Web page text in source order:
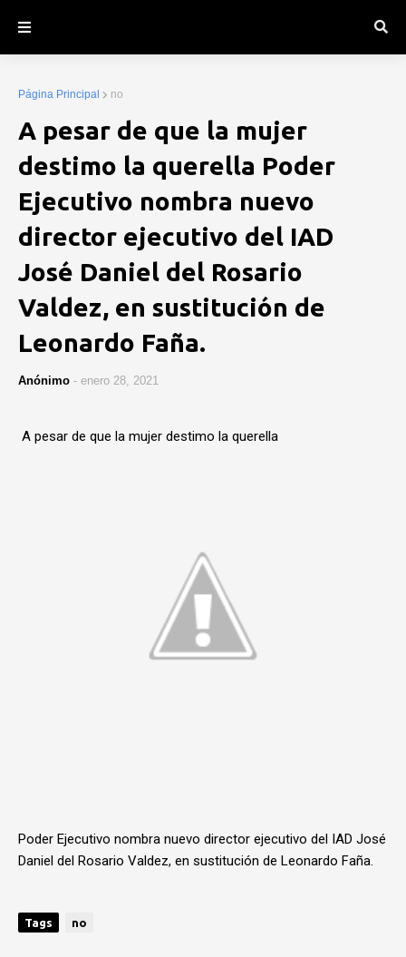
Página Principal no
A pesar de que la mujer
destimo la querella Poder
Ejecutivo nombra nuevo
director ejecutivo del IAD
José Daniel del Rosario
Valdez, en sustitución de
Leonardo Faña.
Anónimo - enero 28, 2021
A pesar de que la mujer destimo la querella
Poder Ejecutivo nombra nuevo director ejecutivo del IAD José
Daniel del Rosario Valdez, en sustitución de Leonardo Faña.
Tags no